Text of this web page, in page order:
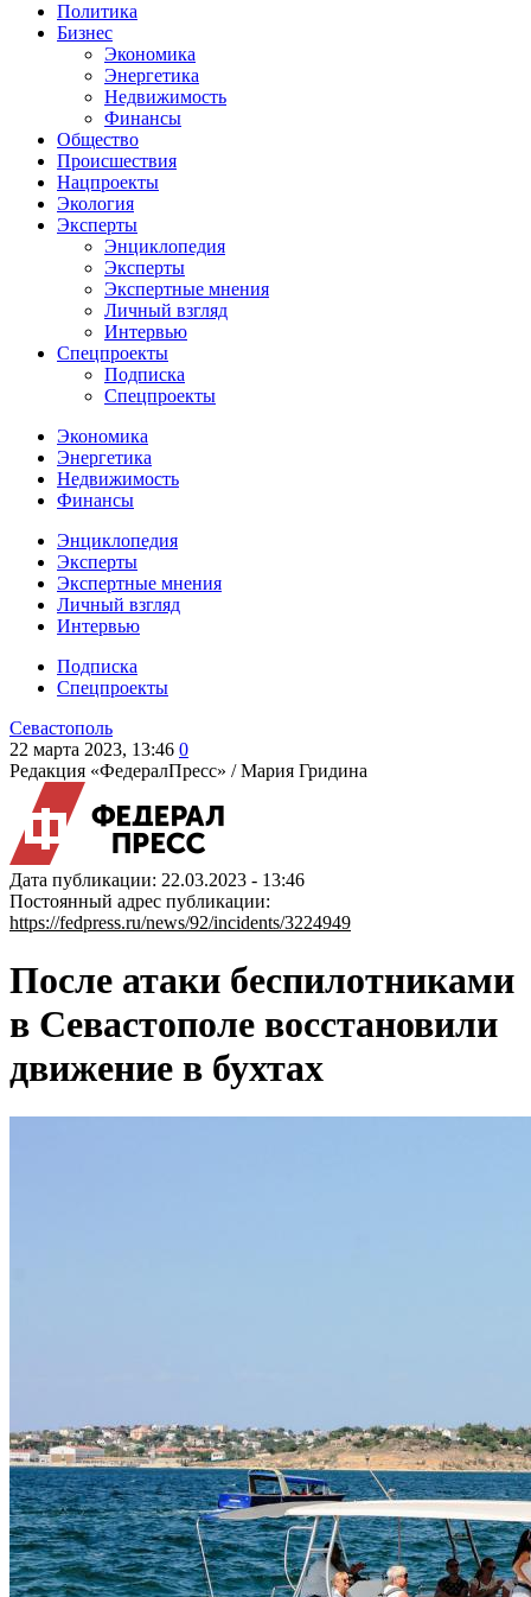
Политика
Бизнес
Экономика
Энергетика
Недвижимость
Финансы
Общество
Происшествия
Нацпроекты
Экология
Эксперты
Энциклопедия
Эксперты
Экспертные мнения
Личный взгляд
Интервью
Спецпроекты
Подписка
Спецпроекты
Экономика
Энергетика
Недвижимость
Финансы
Энциклопедия
Эксперты
Экспертные мнения
Личный взгляд
Интервью
Подписка
Спецпроекты
Севастополь
22 марта 2023, 13:46 0
Редакция «ФедералПресс» /Мария Гридина
Дата публикации: 22.03.2023 - 13:46
Постоянный адрес публикации:
https://fedpress.ru/news/92/incidents/3224949
После атаки беспилотниками
в Севастополе восстановили
движение в бухтах